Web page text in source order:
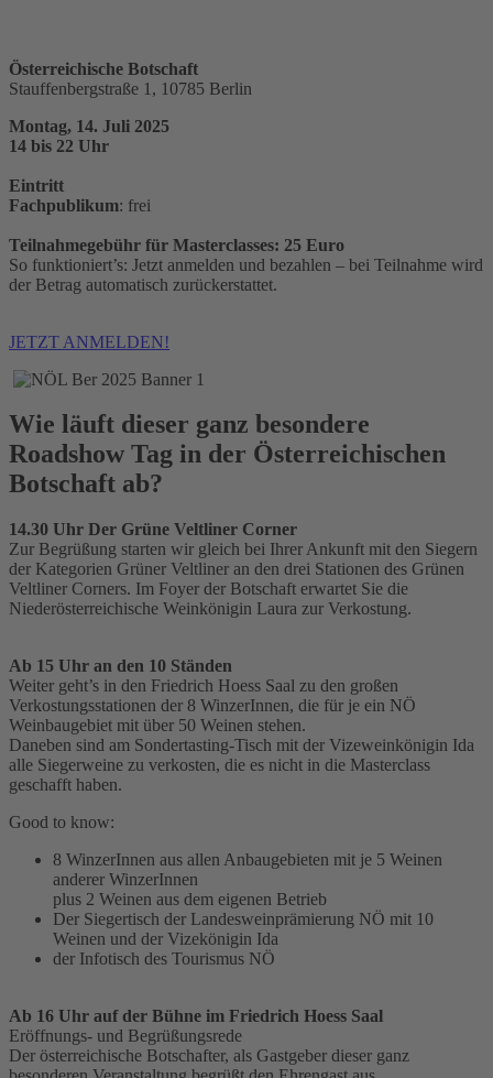
Österreichische Botschaft
Stauffenbergstraße 1, 10785 Berlin
Montag, 14. Juli 2025
14 bis 22 Uhr
Eintritt
Fachpublikum: frei
Teilnahmegebühr für Masterclasses: 25 Euro
So funktioniert’s: Jetzt anmelden und bezahlen – bei Teilnahme wird
der Betrag automatisch zurückerstattet.
JETZT ANMELDEN!
Wie läuft dieser ganz besondere
Roadshow Tag in der Österreichischen
Botschaft ab?
14.30 Uhr Der Grüne Veltliner Corner
Zur Begrüßung starten wir gleich bei Ihrer Ankunft mit den Siegern
der Kategorien Grüner Veltliner an den drei Stationen des Grünen
Veltliner Corners. Im Foyer der Botschaft erwartet Sie die
Niederösterreichische Weinkönigin Laura zur Verkostung.
Ab 15 Uhr an den 10 Ständen
Weiter geht’s in den Friedrich Hoess Saal zu den großen
Verkostungsstationen der 8 WinzerInnen, die für je ein NÖ
Weinbaugebiet mit über 50 Weinen stehen.
Daneben sind am Sondertasting-Tisch mit der Vizeweinkönigin Ida
alle Siegerweine zu verkosten, die es nicht in die Masterclass
geschafft haben.
Good to know:
8 WinzerInnen aus allen Anbaugebieten mit je 5 Weinen
anderer WinzerInnen
plus 2 Weinen aus dem eigenen Betrieb
Der Siegertisch der Landesweinprämierung NÖ mit 10
Weinen und der Vizekönigin Ida
der Infotisch des Tourismus NÖ
Ab 16 Uhr auf der Bühne im Friedrich Hoess Saal
Eröffnungs- und Begrüßungsrede
Der österreichische Botschafter, als Gastgeber dieser ganz